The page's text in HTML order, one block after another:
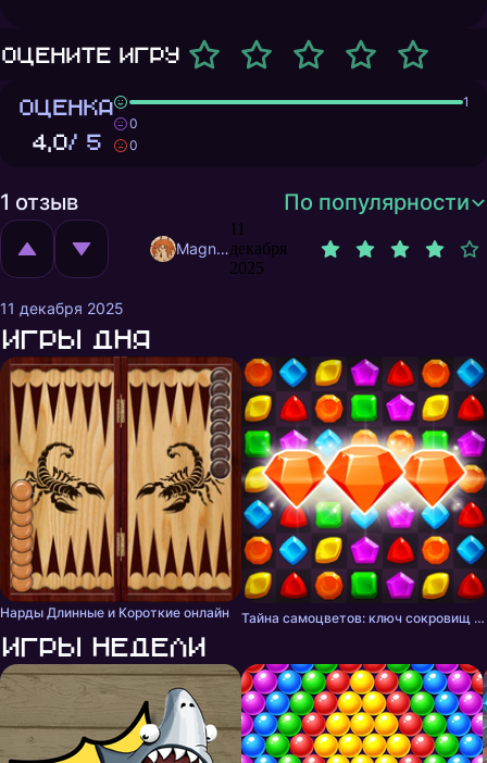
Оцените игру
ОЦЕНКА
4,0/ 5
1
0
0
1 отзыв По популярности
MagnificentMrFox
11
декабря
2025
11 декабря 2025
Игры дня
Нарды Длинные и Короткие онлайн Тайна самоцветов: ключ сокровищ - три в ряд
Игры недели